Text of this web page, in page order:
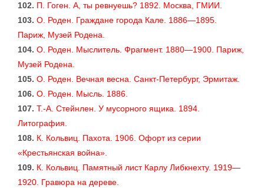
102. П. Гоген. А, ты ревнуешь? 1892. Москва, ГМИИ.
103. О. Роден. Граждане города Кале. 1886—1895.
Париж, Музей Родена.
104. О. Роден. Мыслитель. Фрагмент. 1880—1900. Париж,
Музей Родена.
105. О. Роден. Вечная весна. Санкт-Петербург, Эрмитаж.
106. О. Роден. Мысль. 1886.
107. Т.-А. Стейнлен. У мусорного ящика. 1894.
Литография.
108. К. Кольвиц. Пахота. 1906. Офорт из серии
«Крестьянская война».
109. К. Кольвиц. Памятный лист Карлу Либкнехту. 1919—
1920. Гравюра на дереве.